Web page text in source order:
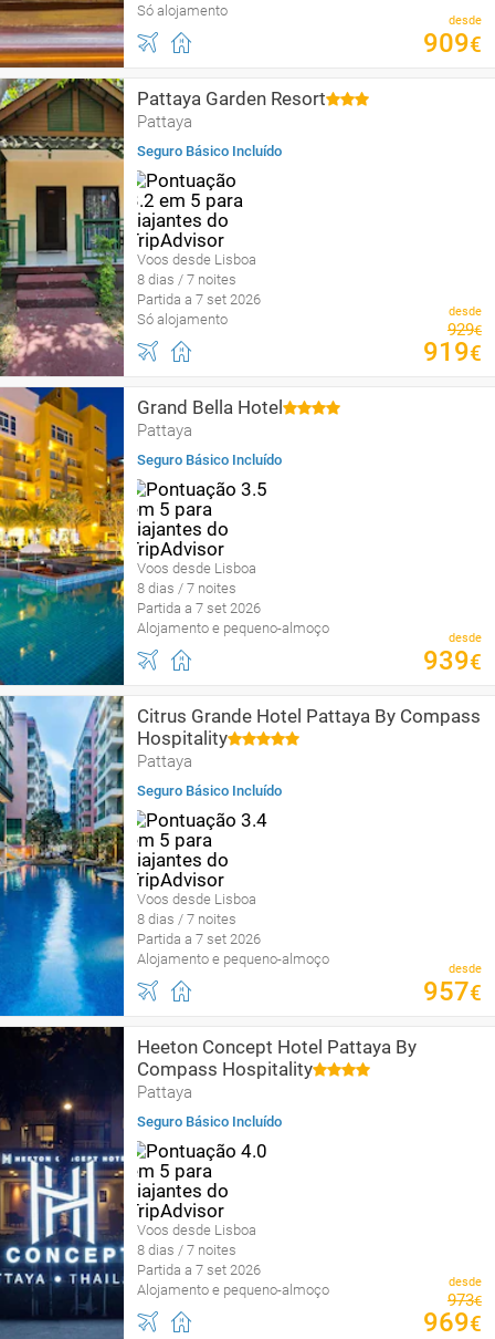
Só alojamento
desde
909€
Pattaya Garden Resort
Pattaya
Seguro Básico Incluído
Voos desde Lisboa
8 dias / 7 noites
Partida a 7 set 2026
Só alojamento
desde
929€
919€
Grand Bella Hotel
Pattaya
Seguro Básico Incluído
Voos desde Lisboa
8 dias / 7 noites
Partida a 7 set 2026
Alojamento e pequeno-almoço
desde
939€
Citrus Grande Hotel Pattaya By Compass
Hospitality
Pattaya
Seguro Básico Incluído
Voos desde Lisboa
8 dias / 7 noites
Partida a 7 set 2026
Alojamento e pequeno-almoço
desde
957€
Heeton Concept Hotel Pattaya By
Compass Hospitality
Pattaya
Seguro Básico Incluído
Voos desde Lisboa
8 dias / 7 noites
Partida a 7 set 2026
Alojamento e pequeno-almoço
desde
973€
969€